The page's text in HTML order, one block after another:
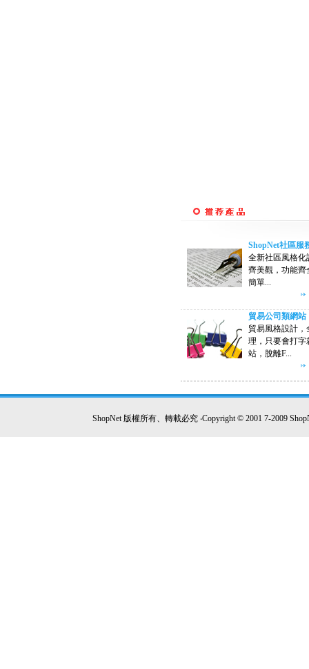
ShopNet社區服
全新社區風格化
齊美觀，功能齊
簡單...
貿易公司類網站
貿易風格設計，
理，只要會打字
站，脫離F...
ShopNet 版權所有、轉載必究 ‧Copyright © 2001 7-2009